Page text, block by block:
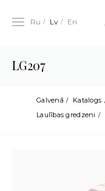
Ru Lv En
LG207
Galvenā Katalogs
Laulības gredzeni